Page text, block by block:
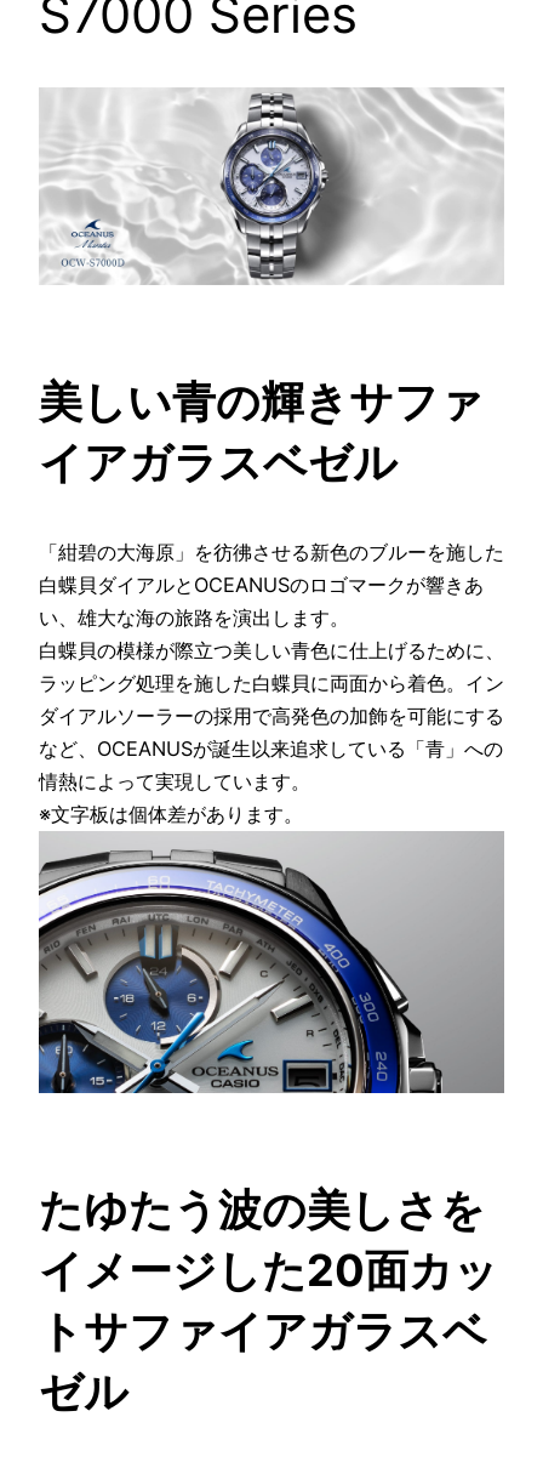
S7000 Series
美しい青の輝きサファ
イアガラスベゼル
「紺碧の大海原」を彷彿させる新色のブルーを施した
白蝶貝ダイアルとOCEANUSのロゴマークが響きあ
い、雄大な海の旅路を演出します。
白蝶貝の模様が際立つ美しい青色に仕上げるために、
ラッピング処理を施した白蝶貝に両面から着色。イン
ダイアルソーラーの採用で高発色の加飾を可能にする
など、OCEANUSが誕生以来追求している「青」への
情熱によって実現しています。
※文字板は個体差があります。
たゆたう波の美しさを
イメージした20面カッ
トサファイアガラスベ
ゼル